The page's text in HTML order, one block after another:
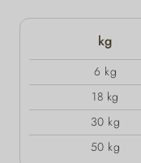
kg
6 kg
18 kg
30 kg
50 kg